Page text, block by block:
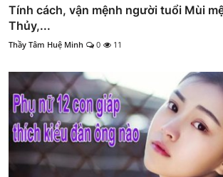
Tính cách, vận mệnh người tuổi Mùi
Thủy,...
Thầy Tâm Huệ Minh 0 11